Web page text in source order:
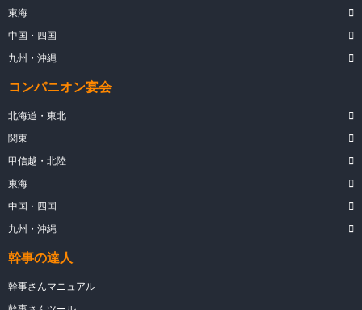
東海
中国・四国
九州・沖縄
コンパニオン宴会
北海道・東北
関東
甲信越・北陸
東海
中国・四国
九州・沖縄
幹事の達人
幹事さんマニュアル